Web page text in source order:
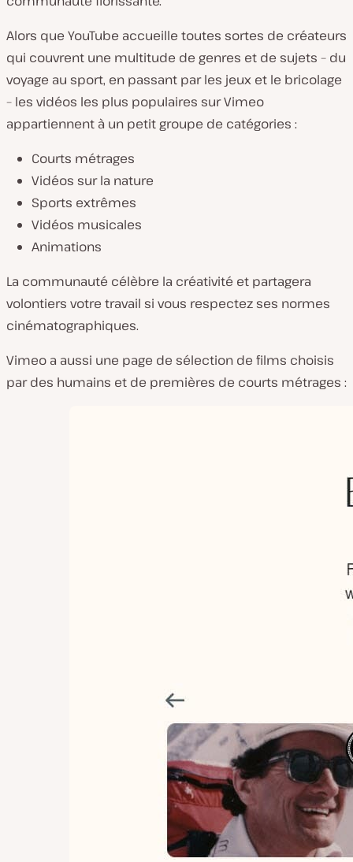
Alors que YouTube accueille toutes sortes de créateurs
qui couvrent une multitude de genres et de sujets – du
voyage au sport, en passant par les jeux et le bricolage
– les vidéos les plus populaires sur Vimeo
appartiennent à un petit groupe de catégories :
Courts métrages
Vidéos sur la nature
Sports extrêmes
Vidéos musicales
Animations
La communauté célèbre la créativité et partagera
volontiers votre travail si vous respectez ses normes
cinématographiques.
Vimeo a aussi une page de sélection de films choisis
par des humains et de premières de courts métrages :